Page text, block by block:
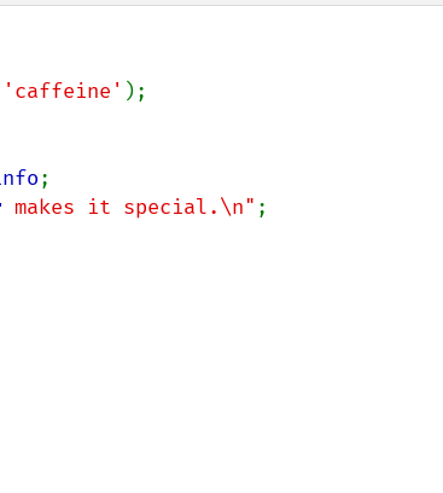
'caffeine' );
;
makes it special.\n" ;